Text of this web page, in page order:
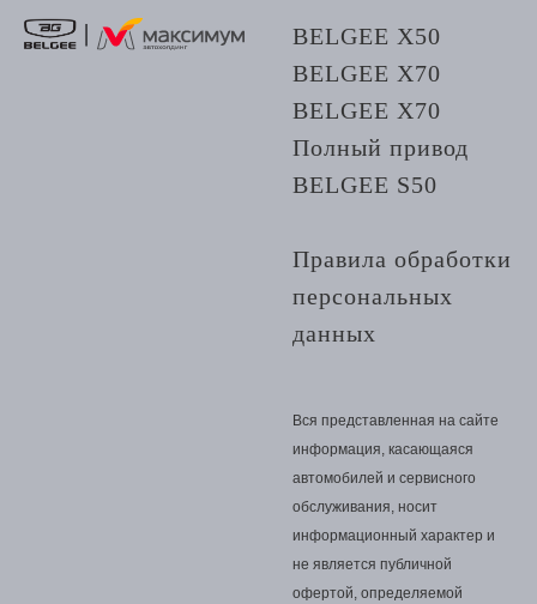
BELGEE X50
BELGEE X70
BELGEE X70
Полный привод
BELGEE S50
Правила обработки
персональных
данных
Вся представленная на сайте
информация, касающаяся
автомобилей и сервисного
обслуживания, носит
информационный характер и
не является публичной
офертой, определяемой